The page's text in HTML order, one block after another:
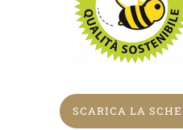
SCARICA LA